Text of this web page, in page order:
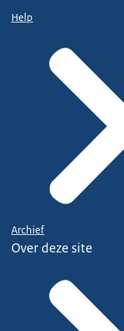
Help
Archief
Over deze site